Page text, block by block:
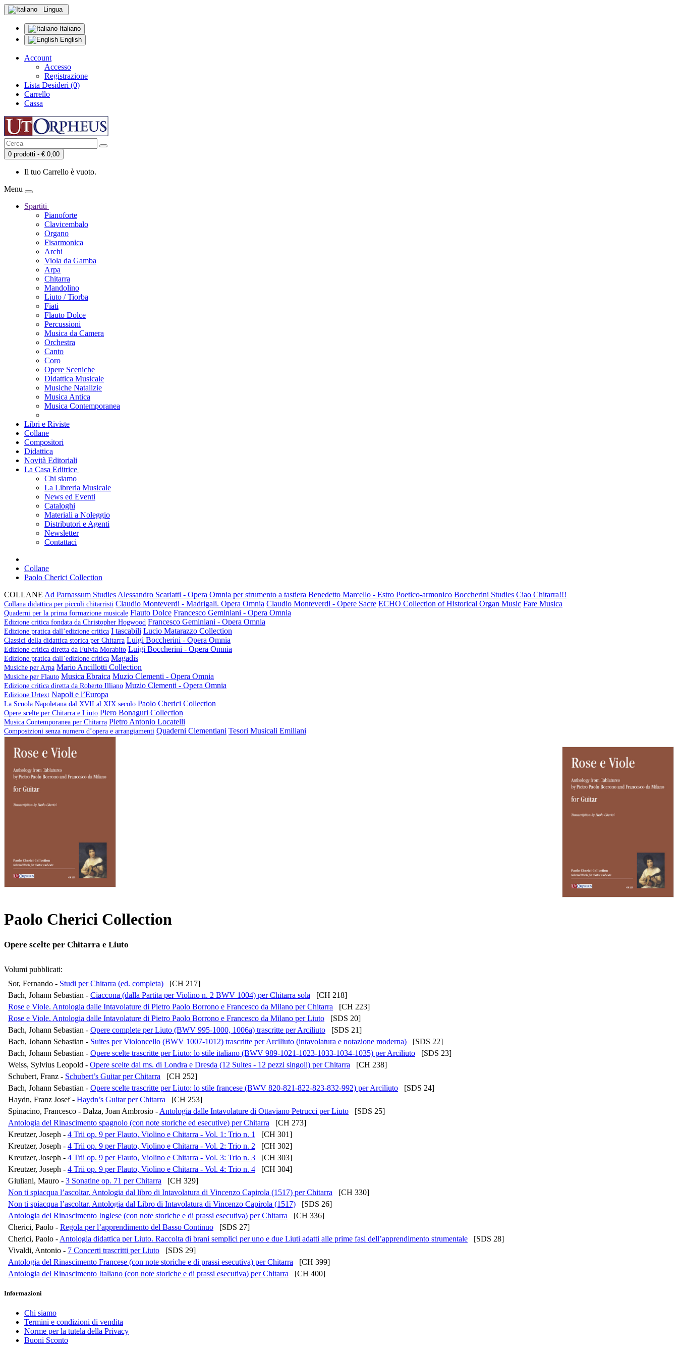
Lingua
Italiano
English
Account
Accesso
Registrazione
Lista Desideri (0)
Carrello
Cassa
0 prodotti - € 0,00
Il tuo Carrello è vuoto.
Menu
Spartiti
Pianoforte
Clavicembalo
Organo
Fisarmonica
Archi
Viola da Gamba
Arpa
Chitarra
Mandolino
Liuto / Tiorba
Fiati
Flauto Dolce
Percussioni
Musica da Camera
Orchestra
Canto
Coro
Opere Sceniche
Didattica Musicale
Musiche Natalizie
Musica Antica
Musica Contemporanea
Libri e Riviste
Collane
Compositori
Didattica
Novità Editoriali
La Casa Editrice
Chi siamo
La Libreria Musicale
News ed Eventi
Cataloghi
Materiali a Noleggio
Distributori e Agenti
Newsletter
Contattaci
Collane
Paolo Cherici Collection
COLLANE Ad Parnassum Studies Alessandro Scarlatti - Opera Omnia per strumento a tastiera Benedetto Marcello - Estro Poetico-armonico Boccherini Studies Ciao Chitarra!!!
Collana didattica per piccoli chitarristi Claudio Monteverdi - Madrigali. Opera Omnia Claudio Monteverdi - Opere Sacre ECHO Collection of Historical Organ Music Fare Musica
Quaderni per la prima formazione musicale Flauto Dolce Francesco Geminiani - Opera Omnia
Edizione critica fondata da Christopher Hogwood Francesco Geminiani - Opera Omnia
Edizione pratica dall’edizione critica I tascabili Lucio Matarazzo Collection
Classici della didattica storica per Chitarra Luigi Boccherini - Opera Omnia
Edizione critica diretta da Fulvia Morabito Luigi Boccherini - Opera Omnia
Edizione pratica dall’edizione critica Magadis
Musiche per Arpa Mario Ancillotti Collection
Musiche per Flauto Musica Ebraica Muzio Clementi - Opera Omnia
Edizione critica diretta da Roberto Illiano Muzio Clementi - Opera Omnia
Edizione Urtext Napoli e l’Europa
La Scuola Napoletana dal XVII al XIX secolo Paolo Cherici Collection
Opere scelte per Chitarra e Liuto Piero Bonaguri Collection
Musica Contemporanea per Chitarra Pietro Antonio Locatelli
Composizioni senza numero d’opera e arrangiamenti Quaderni Clementiani Tesori Musicali Emiliani
Paolo Cherici Collection
Opere scelte per Chitarra e Liuto
Volumi pubblicati:
Sor, Fernando - Studi per Chitarra (ed. completa) [CH 217]
Bach, Johann Sebastian - Ciaccona (dalla Partita per Violino n. 2 BWV 1004) per Chitarra sola [CH 218]
Rose e Viole. Antologia dalle Intavolature di Pietro Paolo Borrono e Francesco da Milano per Chitarra [CH 223]
Rose e Viole. Antologia dalle Intavolature di Pietro Paolo Borrono e Francesco da Milano per Liuto [SDS 20]
Bach, Johann Sebastian - Opere complete per Liuto (BWV 995-1000, 1006a) trascritte per Arciliuto [SDS 21]
Bach, Johann Sebastian - Suites per Violoncello (BWV 1007-1012) trascritte per Arciliuto (intavolatura e notazione moderna) [SDS 22]
Bach, Johann Sebastian - Opere scelte trascritte per Liuto: lo stile italiano (BWV 989-1021-1023-1033-1034-1035) per Arciliuto [SDS 23]
Weiss, Sylvius Leopold - Opere scelte dai ms. di Londra e Dresda (12 Suites - 12 pezzi singoli) per Chitarra [CH 238]
Schubert, Franz - Schubert’s Guitar per Chitarra [CH 252]
Bach, Johann Sebastian - Opere scelte trascritte per Liuto: lo stile francese (BWV 820-821-822-823-832-992) per Arciliuto [SDS 24]
Haydn, Franz Josef - Haydn’s Guitar per Chitarra [CH 253]
Spinacino, Francesco - Dalza, Joan Ambrosio - Antologia dalle Intavolature di Ottaviano Petrucci per Liuto [SDS 25]
Antologia del Rinascimento spagnolo (con note storiche ed esecutive) per Chitarra [CH 273]
Kreutzer, Joseph - 4 Trii op. 9 per Flauto, Violino e Chitarra - Vol. 1: Trio n. 1
[CH 301]
Kreutzer, Joseph - 4 Trii op. 9 per Flauto, Violino e Chitarra - Vol. 2: Trio n. 2 [CH 302]
Kreutzer, Joseph - 4 Trii op. 9 per Flauto, Violino e Chitarra - Vol. 3: Trio n. 3 [CH 303]
Kreutzer, Joseph - 4 Trii op. 9 per Flauto, Violino e Chitarra - Vol. 4: Trio n. 4 [CH 304]
Giuliani, Mauro - 3 Sonatine op. 71 per Chitarra [CH 329]
Non ti spiacqua l’ascoltar. Antologia dal libro di Intavolatura di Vincenzo Capirola (1517) per Chitarra [CH 330]
Non ti spiacqua l’ascoltar. Antologia dal Libro di Intavolatura di Vincenzo Capirola (1517) [SDS 26]
Antologia del Rinascimento Inglese (con note storiche e di prassi esecutiva) per Chitarra [CH 336]
Cherici, Paolo - Regola per l’apprendimento del Basso Continuo [SDS 27]
Cherici, Paolo - Antologia didattica per Liuto. Raccolta di brani semplici per uno e due Liuti adatti alle prime fasi dell’apprendimento strumentale [SDS 28]
Vivaldi, Antonio - 7 Concerti trascritti per Liuto [SDS 29]
Antologia del Rinascimento Francese (con note storiche e di prassi esecutiva) per Chitarra [CH 399]
Antologia del Rinascimento Italiano (con note storiche e di prassi esecutiva) per Chitarra [CH 400]
Informazioni
Chi siamo
Termini e condizioni di vendita
Norme per la tutela della Privacy
Buoni Sconto